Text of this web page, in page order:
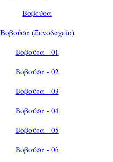
Βοβούσα
Βοβούσα (Ξενοδοχείο)
Βοβούσα - 01
Βοβούσα - 02
Βοβούσα - 03
Βοβούσα - 04
Βοβούσα - 05
Βοβούσα - 06